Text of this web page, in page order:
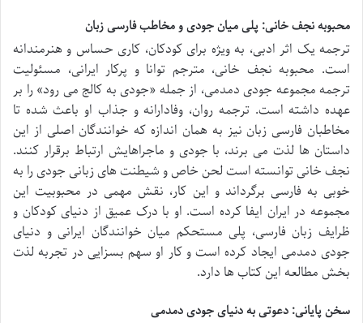
محبوبه نجف خانی: پلی میان جودی و مخاطب فارسی زبان
ترجمه یک اثر ادبی، به ویژه برای کودکان، کاری حساس و هنرمندانه
است. محبوبه نجف خانی، مترجم توانا و پرکار ایرانی، مسئولیت
ترجمه مجموعه جودی دمدمی، از جمله «جودی به کالج می رود» را بر
عهده داشته است. ترجمه روان، وفادارانه و جذاب او باعث شده تا
مخاطبان فارسی زبان نیز به همان اندازه که خوانندگان اصلی از این
داستان ها لذت می برند، با جودی و ماجراهایش ارتباط برقرار کنند.
نجف خانی توانسته است لحن خاص و شیطنت های زبانی جودی را به
خوبی به فارسی برگرداند و این کار، نقش مهمی در محبوبیت این
مجموعه در ایران ایفا کرده است. او با درک عمیق از دنیای کودکان و
ظرایف زبان فارسی، پلی مستحکم میان خوانندگان ایرانی و دنیای
جودی دمدمی ایجاد کرده است و کار او سهم بسزایی در تجربه لذت
بخش مطالعه این کتاب ها دارد.
سخن پایانی: دعوتی به دنیای جودی دمدمی